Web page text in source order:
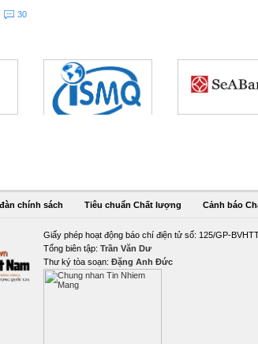
30
chính sách Tiêu chuẩn Chất lượng Cảnh báo
Giấy phép hoạt động báo chí điện tử số: 125/GP-
Tổng biên tập: Trần Văn Dư
Thư ký tòa soạn: Đặng Anh Đức